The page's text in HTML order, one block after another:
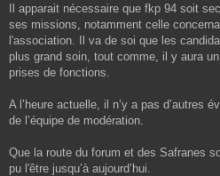
Il apparait nécessaire que fkp 94 soit
ses missions, notamment celle
l'association. Il va de soi que les
plus grand soin, tout comme, il y aura
prises de fonctions.
A l’heure actuelle, il n’y a pas d’autres
de l’équipe de modération.
Que la route du forum et des Safranes
pu l'être jusqu’à aujourd’hui.